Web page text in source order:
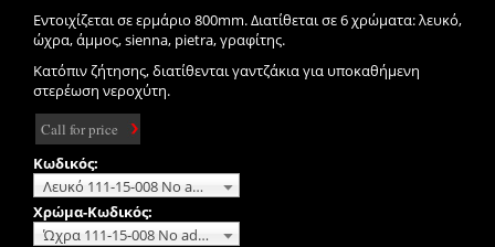
Εντοιχίζεται σε ερμάριο 800mm. Διατίθεται σε 6 χρώματα: λευκό,
ώχρα, άμμος, sienna, pietra, γραφίτης.
Κατόπιν ζήτησης, διατίθενται γαντζάκια για υποκαθήμενη
στερέωση νεροχύτη.
Call for price
Κωδικός:
Λευκό 111-15-008 No additional charge
Χρώμα-Κωδικός:
Ώχρα 111-15-008 No additional charge